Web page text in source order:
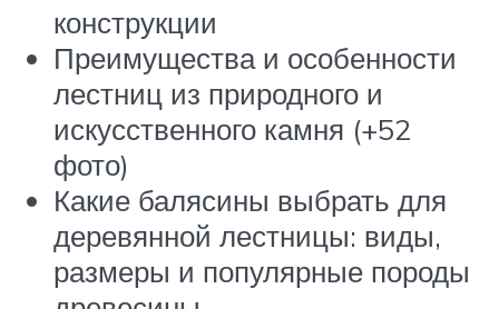
конструкции
Преимущества и особенности
лестниц из природного и
искусственного камня (+52
фото)
Какие балясины выбрать для
деревянной лестницы: виды,
размеры и популярные породы